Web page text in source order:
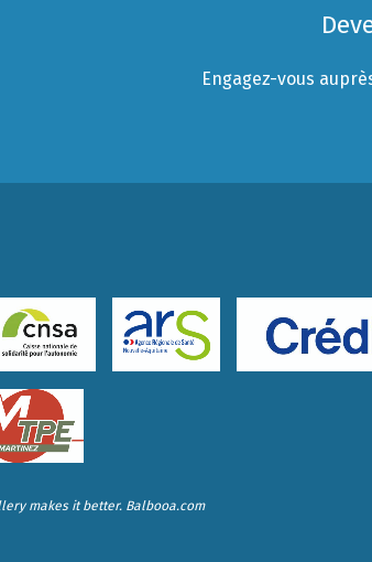
Engagez-vous
makes it better. Balbooa.com